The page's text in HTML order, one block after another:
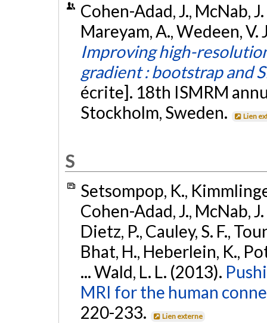
Cohen-Adad, J., McNab,
Mareyam, A., Wedeen, V.
Improving high-
gradient : bootstrap and
écrite]. 18th ISMRM
Stockholm, Sweden.
Lien
S
Setsompop, K.,
Cohen-Adad, J., McNab,
Dietz, P., Cauley, S. F.,
Bhat, H., Heberlein, K.,
... Wald, L. L. (2013).
MRI for the human
220-233.
Lien externe